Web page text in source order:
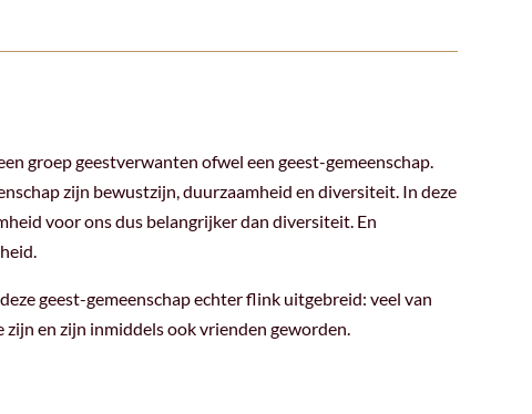
groep geestverwanten ofwel een geest-gemeenschap.
zijn bewustzijn, duurzaamheid en diversiteit. In deze
voor ons dus belangrijker dan diversiteit. En
geest-gemeenschap echter flink uitgebreid: veel van
en zijn inmiddels ook vrienden geworden.